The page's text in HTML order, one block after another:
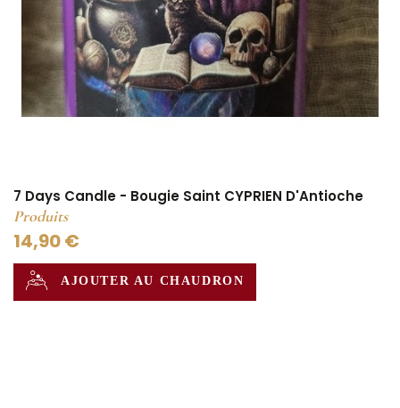
7 Days Candle - Bougie Saint CYPRIEN D'Antioche
Produits
14,90 €
AJOUTER AU CHAUDRON